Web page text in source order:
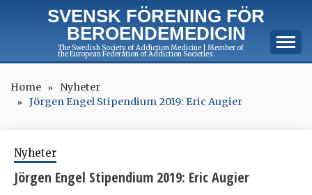
SVENSK FÖRENING FÖR
BEROENDEMEDICIN
The Swedish Society of Addiction Medicine | Member of
the European Federation of Addiction Societies.
Home
Nyheter
Jörgen Engel Stipendium 2019: Eric Augier
Nyheter
Jörgen Engel Stipendium 2019: Eric Augier